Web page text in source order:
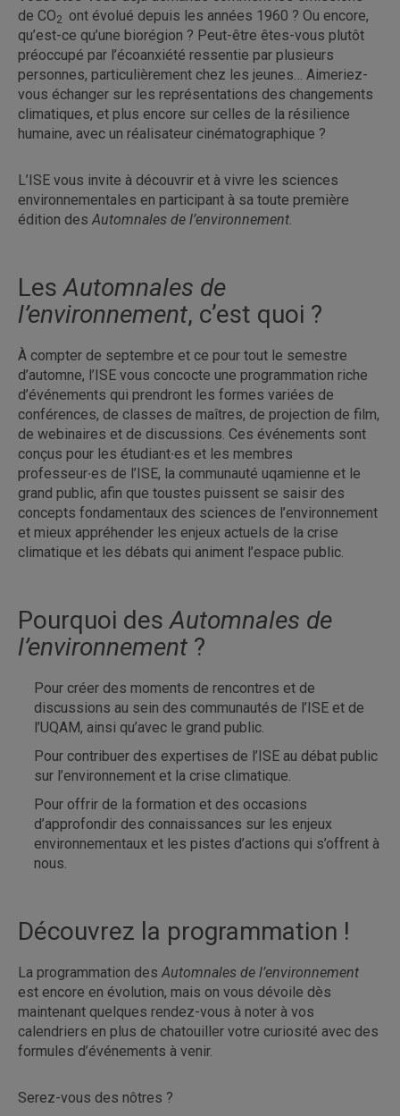
de CO2 ont évolué depuis les années 1960 ? Ou encore,
qu’est-ce qu’une biorégion ? Peut-être êtes-vous plutôt
préoccupé par l’écoanxiété ressentie par plusieurs
personnes, particulièrement chez les jeunes… Aimeriez-
vous échanger sur les représentations des changements
climatiques, et plus encore sur celles de la résilience
humaine, avec un réalisateur cinématographique ?
L’ISE vous invite à découvrir et à vivre les sciences
environnementales en participant à sa toute première
édition desAutomnales de l’environnement.
LesAutomnales de
l’environnement, c’est quoi ?
À compter de septembre et ce pour tout le semestre
d’automne, l’ISE vous concocte une programmation riche
d’événements qui prendront les formes variées de
conférences, de classes de maîtres, de projection de film,
de webinaires et de discussions. Ces événements sont
conçus pour les étudiant∙es et les membres
professeur∙es de l’ISE, la communauté uqamienne et le
grand public, afin que toustes puissent se saisir des
concepts fondamentaux des sciences de l’environnement
et mieux appréhender les enjeux actuels de la crise
climatique et les débats qui animent l’espace public.
Pourquoi desAutomnales de
l’environnement ?
Pour créer des moments de rencontres et de
discussions au sein des communautés de l’ISE et de
l’UQAM, ainsi qu’avec le grand public.
Pour contribuer des expertises de l’ISE au débat public
sur l’environnement et la crise climatique.
Pour offrir de la formation et des occasions
d’approfondir des connaissances sur les enjeux
environnementaux et les pistes d’actions qui s’offrent à
nous.
Découvrez la programmation !
La programmation desAutomnales de l’environnement
est encore en évolution, mais on vous dévoile dès
maintenant quelques rendez-vous à noter à vos
calendriers en plus de chatouiller votre curiosité avec des
formules d’événements à venir.
Serez-vous des nôtres ?